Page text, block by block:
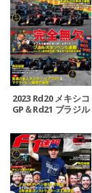
2023 Rd20 メキシコ
GP＆Rd21 ブラジル